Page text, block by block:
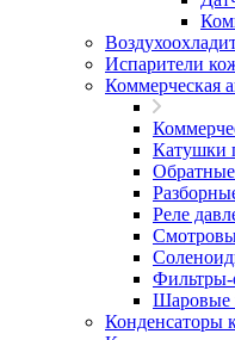
Испарители
Коммерческая
Катушки
Реле
Фильтры-
Шаровые
Конденсаторы